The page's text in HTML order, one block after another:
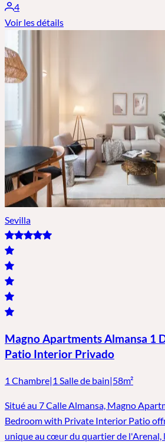
4
Voir les détails
Sevilla
Magno Apartments Almansa 1
Patio Interior Privado
1 Chambre|1 Salle de bain|58m²
Situé au 7 Calle Almansa, Magno
Bedroom with Private Interior Patio
unique au cœur du quartier de l'Arenal,